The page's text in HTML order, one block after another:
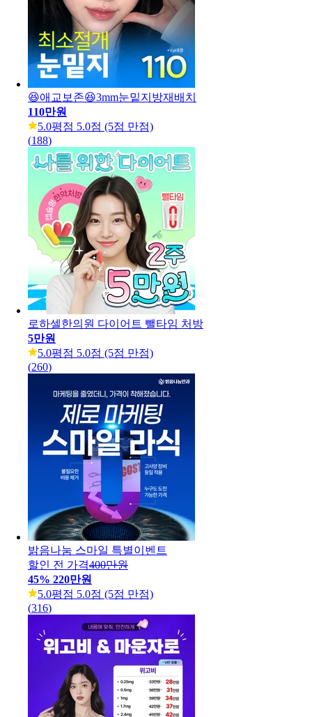
😆애교보존😆3mm눈밑지방재배치
110만원
5.0평점 5.0점 (5점 만점)
(188)
로하셀한의원 다이어트 뺄타임 처방
5만원
5.0평점 5.0점 (5점 만점)
(260)
밝음나눔 스마일 특별이벤트
할인 전 가격400만원
45% 220만원
5.0평점 5.0점 (5점 만점)
(316)